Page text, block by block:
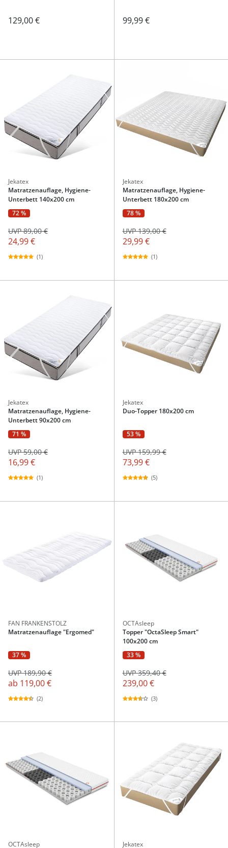
129,00 € 99,99 €
Jekatex
Matratzenauflage, Hygiene-
Unterbett 140x200 cm
72 %
24,99 €
UVP 89,00 €
(1)
Jekatex
Matratzenauflage, Hygiene-
Unterbett 180x200 cm
78 %
29,99 €
UVP 139,00 €
(1)
Jekatex
Matratzenauflage, Hygiene-
Unterbett 90x200 cm
71 %
16,99 €
UVP 59,00 €
(1)
Jekatex
Duo-Topper 180x200 cm
53 %
73,99 €
UVP 159,99 €
(5)
FAN FRANKENSTOLZ
Matratzenauflage "Ergomed"
37 %
ab 119,00 €
UVP 189,90 €
(2)
OCTAsleep
Topper "OctaSleep Smart"
100x200 cm
33 %
239,00 €
UVP 359,40 €
(3)
OCTAsleep Jekatex